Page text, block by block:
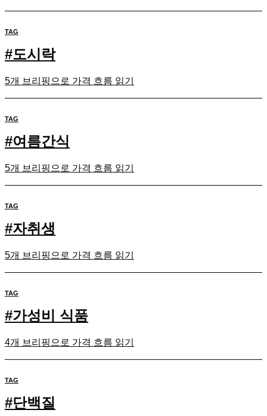
TAG
#도시락
5개 브리핑으로 가격 흐름 읽기
TAG
#여름간식
5개 브리핑으로 가격 흐름 읽기
TAG
#자취생
5개 브리핑으로 가격 흐름 읽기
TAG
#가성비 식품
4개 브리핑으로 가격 흐름 읽기
TAG
#단백질